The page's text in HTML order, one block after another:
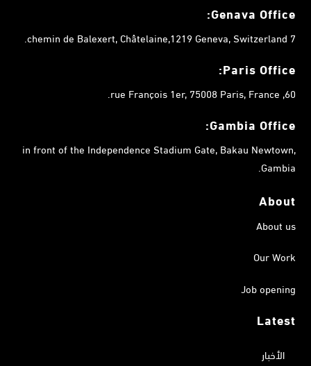
Genava Office:
7 chemin de Balexert, Châtelaine,1219 Geneva, Switzerland.
Paris Office:
60, rue François 1er, 75008 Paris, France.
Gambia Office:
in front of the Independence Stadium Gate, Bakau Newtown,
Gambia.
About
About us
Our Work
Job opening
Latest
الأخبار